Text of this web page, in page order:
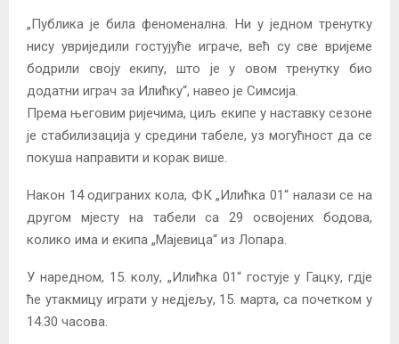
„Публика је била феноменална. Ни у једном тренутку
нису увриједили гостујуће играче, већ су све вријеме
бодрили своју екипу, што је у овом тренутку био
додатни играч за Илићку“, навео је Симсија.
Према његовим ријечима, циљ екипе у наставку сезоне
је стабилизација у средини табеле, уз могућност да се
покуша направити и корак више.
Након 14 одиграних кола, ФК „Илићка 01“ налази се на
другом мјесту на табели са 29 освојених бодова,
колико има и екипа „Мајевица“ из Лопара.
У наредном, 15. колу, „Илићка 01“ гостује у Гацку, гдје
ће утакмицу играти у недјељу, 15. марта, са почетком у
14.30 часова.